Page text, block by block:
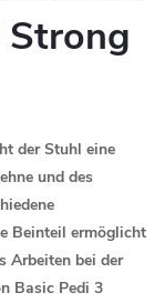
Strong
derStuhl eine
und des
Beinteil ermöglicht
Arbeiten bei der
Basic Pedi 3